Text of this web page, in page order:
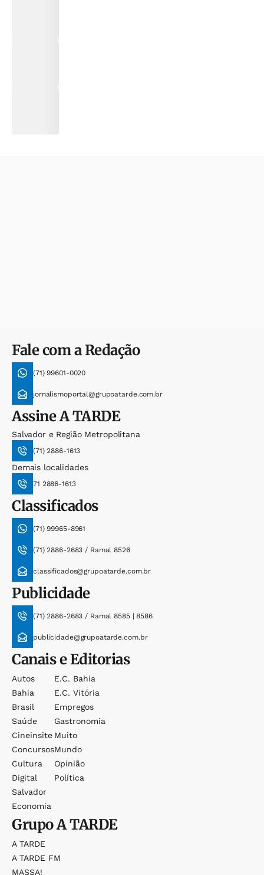
Fale com a Redação
(71) 99601-0020
jornalismoportal@grupoatarde.com.br
AssineA TARDE
Salvador e Região Metropolitana
(71) 2886-1613
Demais localidades
71 2886-1613
Classificados
(71) 99965-8961
(71) 2886-2683 / Ramal 8526
classificados@grupoatarde.com.br
Publicidade
(71) 2886-2683 / Ramal 8585 | 8586
publicidade@grupoatarde.com.br
Canais e Editorias
Autos
Bahia
Brasil
Saúde
Cineinsite
Concursos
Cultura
Digital
Salvador
Economia
E.c. Bahia
E.c. Vitória
Empregos
Gastronomia
Muito
Mundo
Opinião
Política
GrupoA TARDE
A TARDE
A TARDE FM
MASSA!